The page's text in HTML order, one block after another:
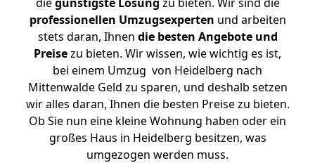
professionellen Umzugsexperten und arbeiten
stets daran, Ihnen die besten Angebote und
Preisezu bieten. Wir wissen, wie wichtig es ist,
bei einem Umzug von Heidelberg nach
Mittenwalde Geld zu sparen, und deshalb setzen
wir alles daran, Ihnen die besten Preise zu bieten.
Ob Sie nun eine kleine Wohnung haben oder ein
großes Haus in Heidelberg besitzen, was
umgezogen werden muss.